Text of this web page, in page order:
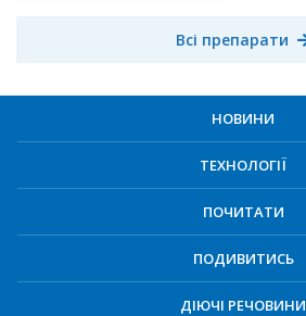
Всі препарати
НОВИНИ
ТЕХНОЛОГІЇ
ПОЧИТАТИ
ПОДИВИТИСЬ
ДІЮЧІ РЕЧОВИНИ